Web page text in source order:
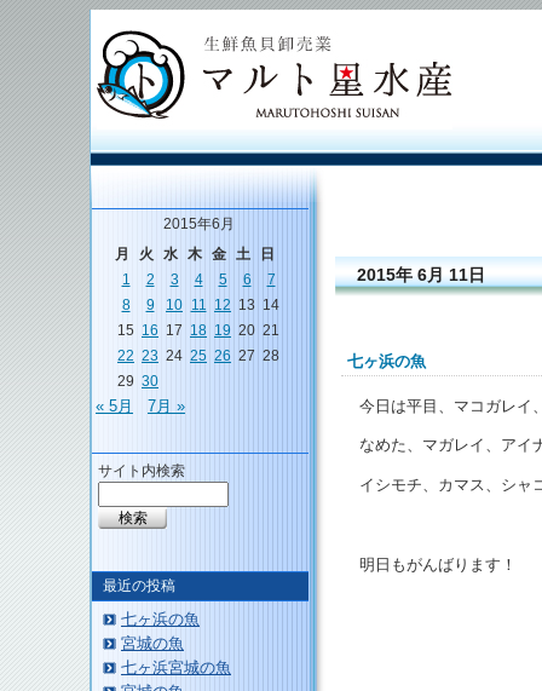
2015年 6月 11日
七ヶ浜の魚
今日は平目、マコガレイ
なめた、マガレイ、アイ
イシモチ、カマス、シャ
明日もがんばります！
2015年6月
月
火 水 木 金 土
日
1
2 3 4 5 6
7
8
9 10 11 12 13 14
15 16 17 18 19 20 21
22 23 24 25 26 27 28
29 30
« 5月 7月 »
サイト内検索
最近の投稿
七ヶ浜の魚
宮城の魚
七ヶ浜宮城の魚